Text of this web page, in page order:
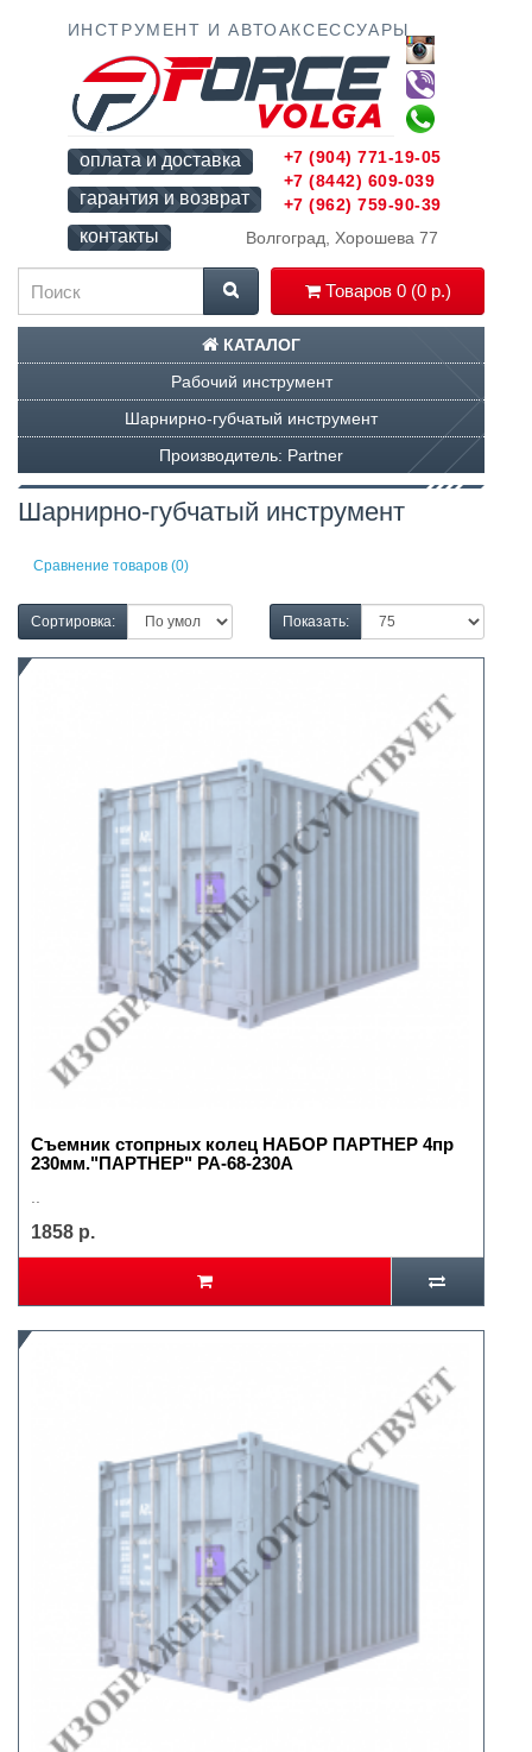
ИНСТРУМЕНТ И АВТОАКСЕССУАРЫ
оплата и доставка
гарантия и возврат
контакты
Волгоград, Хорошева 77
Товаров 0 (0 р.)
+7 (904) 771-19-05
+7 (8442) 609-039
+7 (962) 759-90-39
КАТАЛОГ
Рабочий инструмент
Шарнирно-губчатый инструмент
Производитель: Partner
Шарнирно-губчатый инструмент
Сравнение товаров (0)
Сортировка: Показать:
Съемник стопрных колец НАБОР ПАРТНЕР 4пр
230мм."ПАРТНЕР" PA-68-230A
1858 р.